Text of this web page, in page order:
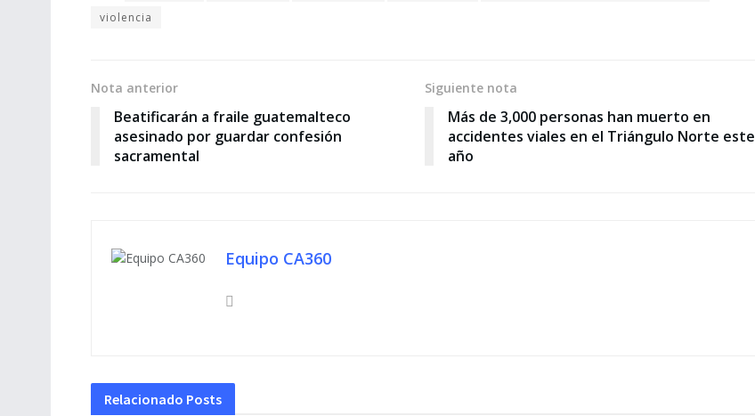
violencia
Nota anterior
Beatificarán a fraile guatemalteco
asesinado por guardar confesión
sacramental
Siguiente nota
Más de 3,000 personas han muerto en
accidentes viales en el Triángulo Norte este
año
Equipo CA360
Relacionado Posts